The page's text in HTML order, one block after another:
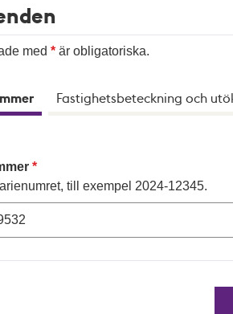
med är obligatoriska.
Fastighetsbeteckning och
till exempel 2024-12345.